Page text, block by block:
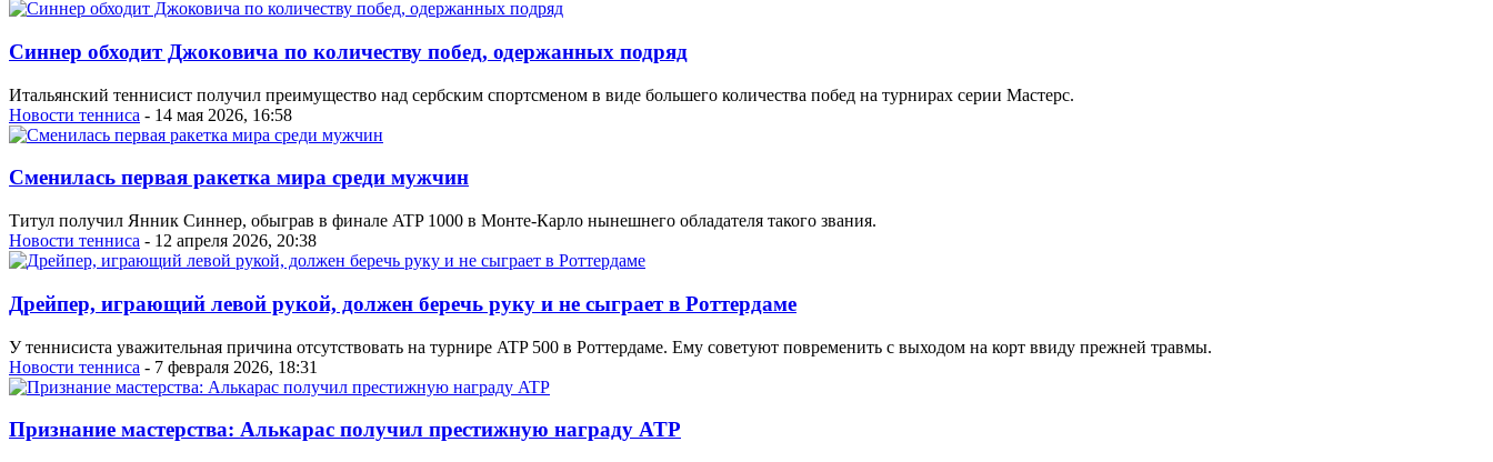
Синнер обходит Джоковича по количеству побед, одержанных подряд
Итальянский теннисист получил преимущество над сербским спортсменом в виде большего количества побед на турнирах серии Мастерс.
Новости тенниса - 14 мая 2026, 16:58
Сменилась первая ракетка мира среди мужчин
Титул получил Янник Синнер, обыграв в финале ATP 1000 в Монте-Карло нынешнего обладателя такого звания.
Новости тенниса - 12 апреля 2026, 20:38
Дрейпер, играющий левой рукой, должен беречь руку и не сыграет в Роттердаме
У теннисиста уважительная причина отсутствовать на турнире ATP 500 в Роттердаме. Ему советуют повременить с выходом на корт ввиду прежней травмы.
Новости тенниса - 7 февраля 2026, 18:31
Признание мастерства: Алькарас получил престижную награду ATP